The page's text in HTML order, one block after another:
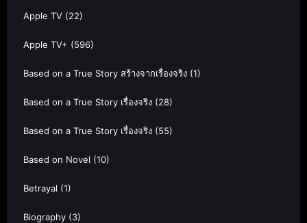
Apple TV (22)
Apple TV+ (596)
Based on a True Story สร้างจากเรื่องจริง (1)
Based on a True Story เรื่องจริง (28)
Based on a True Story เรื่องจริง (55)
Based on Novel (10)
Betrayal (1)
Biography (3)